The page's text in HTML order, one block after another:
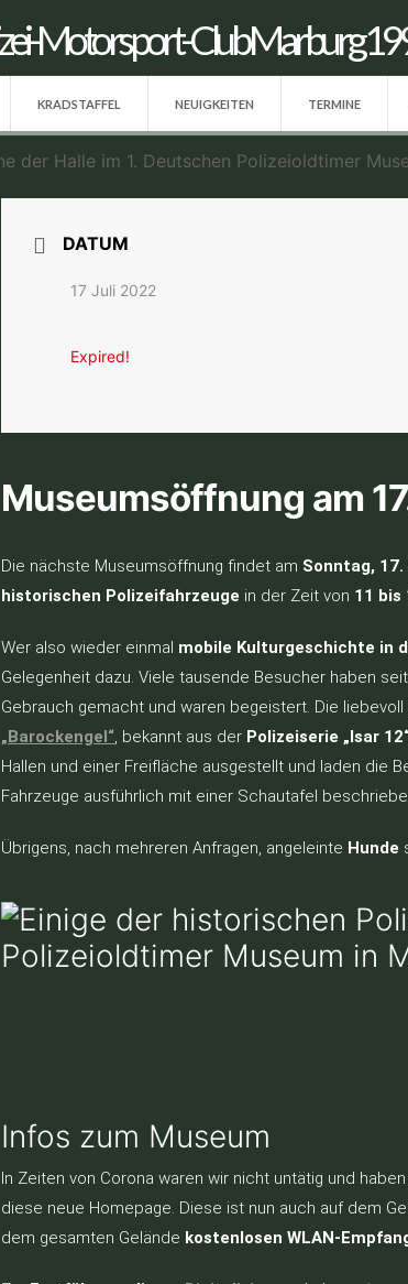
KRADSTAFFEL NEUIGKEITEN TERMINE
DATUM
17 Juli 2022
Expired!
Museumsöffnung am
Die nächste Museumsöffnung findet am Sonntag,
historischen Polizeifahrzeuge in der Zeit von 11 bis
Wer also wieder einmal mobile Kulturgeschichte in
Gelegenheit dazu. Viele tausende Besucher haben
Gebrauch gemacht und waren begeistert. Die
„Barockengel“, bekannt aus der Polizeiserie „Isar
Hallen und einer Freifläche ausgestellt und laden die
Fahrzeuge ausführlich mit einer Schautafel
Übrigens, nach mehreren Anfragen, angeleinte Hunde
Infos zum Museum
In Zeiten von Corona waren wir nicht untätig und
diese neue Homepage. Diese ist nun auch auf dem
dem gesamten Gelände kostenlosen WLAN-